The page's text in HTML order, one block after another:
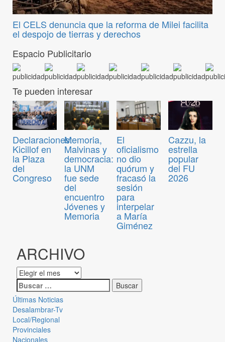
El CELS denuncia que la reforma de Milei facilita
el despojo de tierras y derechos
Espacio Publicitario
Te pueden interesar
Declaraciones:
Kicillof en
la Plaza
del
Congreso
Memoria,
Malvinas y
democracia:
la UNM
fue sede
del
encuentro
Jóvenes y
Memoria
El
oficialismo
no dio
quórum y
fracasó la
sesión
para
interpelar
a María
Giménez
Cazzu, la
estrella
popular
del FU
2026
ARCHIVO
Últimas Noticias
Desalambrar-Tv
Local/Regional
Provinciales
Nacionales